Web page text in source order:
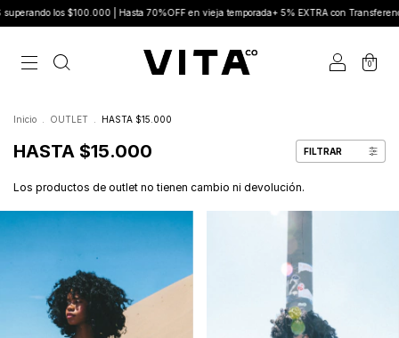
los $100.000 | Hasta 70%OFF en vieja temporada+ 5% EXTRA con Transferencia
0
Inicio OUTLET HASTA $15.000
HASTA $15.000 FILTRAR
Los productos de outlet no tienen cambio ni devolución.